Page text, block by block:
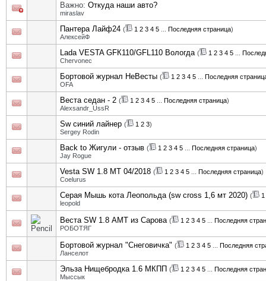
Важно: Откуда наши авто?
miraslav
Пантера Лайф24 ( 1 2 3 4 5 Последняя страница)
АлексейФ
Lada VESTA GFК110/GFL110 Вологда ( 1 2 3 4 5
Chervonec
Бортовой журнал НеВесты ( 1 2 3 4 5
Последняя
OFA
Веста седан - 2 ( 1 2 3 4 5 Последняя страница)
Alexsandr_UssR
Sw синий лайнер ( 1 2 3)
Sergey Rodin
Back to Жигули - отзыв ( 1 2 3 4 5 Последняя страница)
Jay Rogue
Vesta SW 1.8 MT 04/2018 ( 1 2 3 4 5 Последняя страница)
Coelurus
Серая Мышь кота Леопольда (sw cross 1,6 мт 2020) (
1
leopold
Веста SW 1.8 АМТ из Сарова ( 1 2 3 4 5
Последняя
РОБОТЯГ
Бортовой журнал "Снеговичка" ( 1 2 3 4 5
Последняя
Ланселот
Эльза Нищебродка 1.6 МКПП ( 1 2 3 4 5
Последняя
Мыссык